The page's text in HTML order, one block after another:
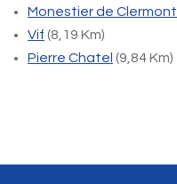
Monestier de Clermont
Vif (8,19 Km)
Pierre Chatel (9,84 Km)